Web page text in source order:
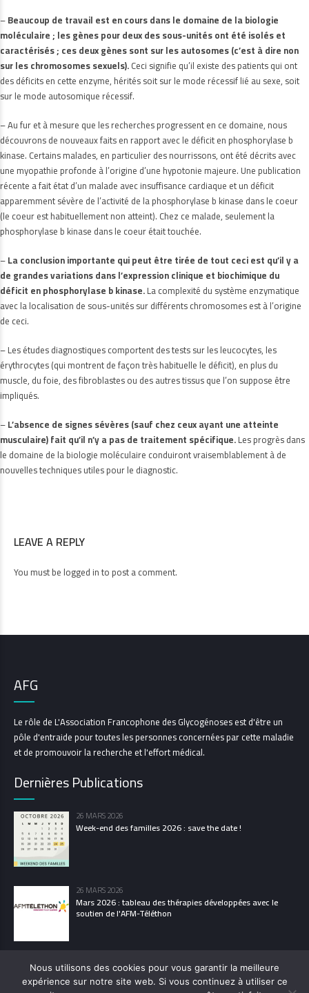
–Beaucoup de travail est en cours dans le domaine de la biologie
moléculaire ; les gènes pour deux des sous-unités ont été isolés et
caractérisés ; ces deux gènes sont sur les autosomes (c’est à dire non
sur les chromosomes sexuels).Ceci signifie qu’il existe des patients qui ont
des déficits en cette enzyme, hérités soit sur le mode récessif lié au sexe, soit
sur le mode autosomique récessif.
– Au fur et à mesure que les recherches progressent en ce domaine, nous
découvrons de nouveaux faits en rapport avec le déficit en phosphorylase b
kinase. Certains malades, en particulier des nourrissons, ont été décrits avec
une myopathie profonde à l’origine d’une hypotonie majeure. Une publication
récente a fait état d’un malade avec insuffisance cardiaque et un déficit
apparemment sévère de l’activité de la phosphorylase b kinase dans le coeur
(le coeur est habituellement non atteint). Chez ce malade, seulement la
phosphorylase b kinase dans le coeur était touchée.
–La conclusion importante qui peut être tirée de tout ceci est qu’il y a
de grandes variations dans l’expression clinique et biochimique du
déficit en phosphorylase b kinase.La complexité du système enzymatique
avec la localisation de sous-unités sur différents chromosomes est à l’origine
de ceci.
– Les études diagnostiques comportent des tests sur les leucocytes, les
érythrocytes (qui montrent de façon très habituelle le déficit), en plus du
muscle, du foie, des fibroblastes ou des autres tissus que l’on suppose être
impliqués.
–L’absence de signes sévères (sauf chez ceux ayant une atteinte
musculaire) fait qu’il n’y a pas de traitement spécifique.Les progrès dans
le domaine de la biologie moléculaire conduiront vraisemblablement à de
nouvelles techniques utiles pour le diagnostic.
LEAVE A REPLY
You must be logged into post a comment.
AFG
Le rôle de L'Association Francophone des Glycogénoses est d'être un
pôle d'entraide pour toutes les personnes concernées par cette maladie
et de promouvoir la recherche et l'effort médical.
Dernières Publications
26 MARS 2026
Week-end des familles 2026 : save the date !
26 MARS 2026
Mars 2026 : tableau des thérapies développées avec le
soutien de l'AFM-Téléthon
Nous utilisons des cookies pour vous garantir la meilleure
expérience sur notre site web. Si vous continuez à utiliser ce